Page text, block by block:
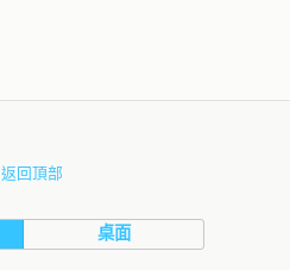
返回頂部
桌面